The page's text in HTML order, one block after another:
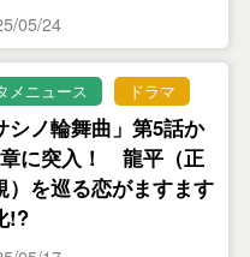
05/24
メニュース ドラマ
シノ輪舞曲」第5話か
章に突入！ 龍平（正
）を巡る恋がますます
!?